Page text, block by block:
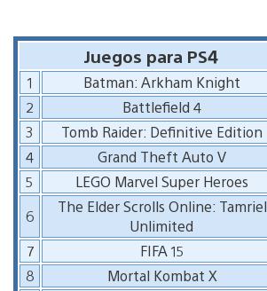
Juegos para PS4
1
Batman: Arkham Knight
2
Battlefield 4
3
Tomb Raider: Definitive Edition
4
Grand Theft Auto V
5
LEGO Marvel Super Heroes
6
The Elder Scrolls Online: Tamriel
Unlimited
7
FIFA 15
8
Mortal Kombat X